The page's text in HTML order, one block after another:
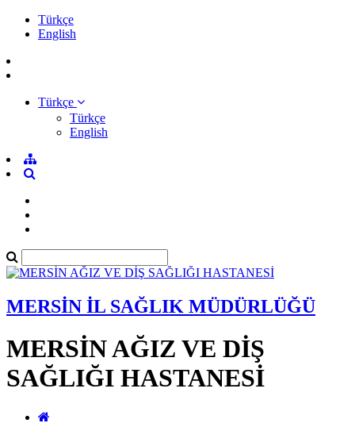
Türkçe
English
Türkçe
Türkçe
English
MERSİN İL SAĞLIK MÜDÜRLÜĞÜ
MERSİN AĞIZ VE DİŞ
SAĞLIĞI HASTANESİ